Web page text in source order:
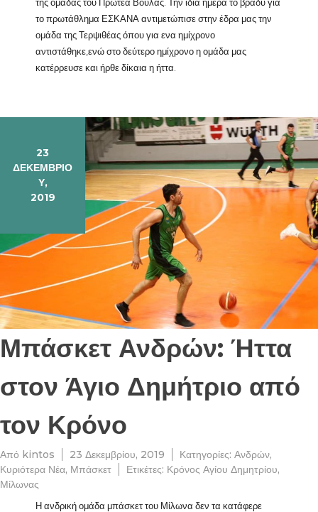
το πρωτάθλημα ΕΣΚΑΝΑ αντιμετώπισε στην έδρα μας την
ομάδα της Τερψιθέας όπου για ενα ημίχρονο
αντιστάθηκε,ενώ στο δεύτερο ημίχρονο η ομάδα μας
κατέρρευσε και ήρθε δίκαια η ήττα.
23
ΔΕΚΕΜΒΡΊΟ
Υ,
2019
Μπάσκετ Ανδρών: Ήττα
στον Άγιο Δημήτριο από
τον Κρόνο
Από kintos 23 Δεκεμβρίου, 2019 Κατηγορίες: Ανδρών,
Κυριότερα Νέα, Μπάσκετ Ετικέτες: Κρόνος Αγίου Δημητρίου,
Μίλωνας
Η ανδρική ομάδα μπάσκετ του Μίλωνα δεν τα κατάφερε